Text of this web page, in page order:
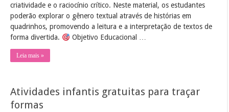
criatividade e o raciocínio crítico. Neste material, os estudantes
poderão explorar o gênero textual através de histórias em
quadrinhos, promovendo a leitura e a interpretação de textos de
forma divertida.
Objetivo Educacional …
Leia mais »
Atividades infantis gratuitas para traçar
formas